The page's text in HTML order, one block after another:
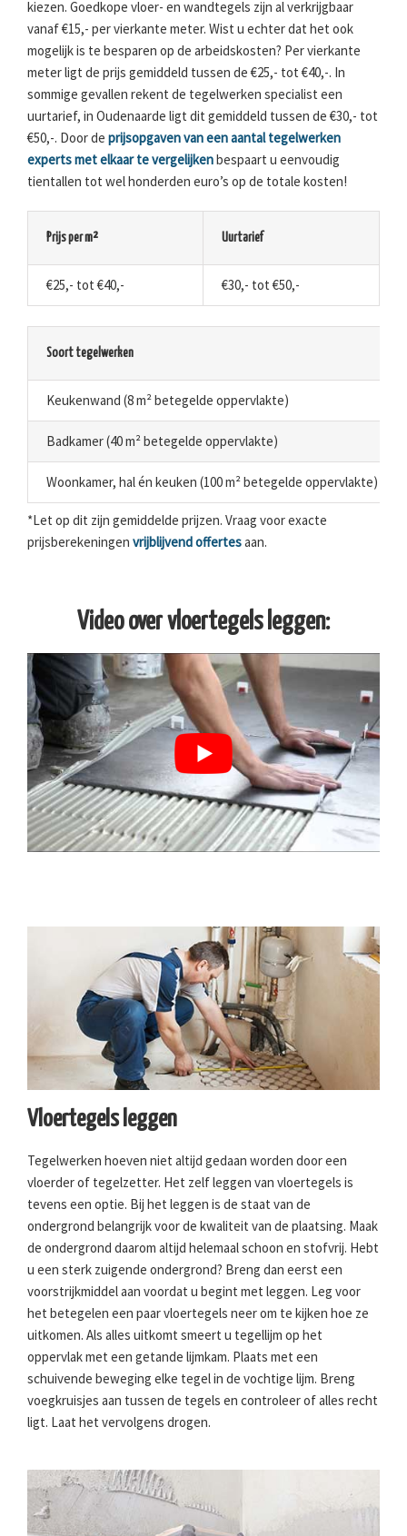
kiezen. Goedkope vloer- en wandtegels zijn al verkrijgbaar
vanaf €15,- per vierkante meter. Wist u echter dat het ook
mogelijk is te besparen op de arbeidskosten? Per vierkante
meter ligt de prijs gemiddeld tussen de €25,- tot €40,-. In
sommige gevallen rekent de tegelwerken specialist een
uurtarief, in Oudenaarde ligt dit gemiddeld tussen de €30,- tot
€50,-. Door de prijsopgaven van een aantal tegelwerken
experts met elkaar te vergelijkenbespaart u eenvoudig
tientallen tot wel honderden euro’s op de totale kosten!
Prijs per m² Uurtarief
€25,- tot €40,- €30,- tot €50,-
Soort tegelwerken
Keukenwand (8 m² betegelde oppervlakte)
Badkamer (40 m² betegelde oppervlakte)
Woonkamer, hal én keuken (100 m² betegelde oppervlakte)
*Let op dit zijn gemiddelde prijzen. Vraag voor exacte
prijsberekeningen vrijblijvend offertesaan.
Video over vloertegels leggen:
Vloertegels leggen
Tegelwerken hoeven niet altijd gedaan worden door een
vloerder of tegelzetter. Het zelf leggen van vloertegels is
tevens een optie. Bij het leggen is de staat van de
ondergrond belangrijk voor de kwaliteit van de plaatsing. Maak
de ondergrond daarom altijd helemaal schoon en stofvrij. Hebt
u een sterk zuigende ondergrond? Breng dan eerst een
voorstrijkmiddel aan voordat u begint met leggen. Leg voor
het betegelen een paar vloertegels neer om te kijken hoe ze
uitkomen. Als alles uitkomt smeert u tegellijm op het
oppervlak met een getande lijmkam. Plaats met een
schuivende beweging elke tegel in de vochtige lijm. Breng
voegkruisjes aan tussen de tegels en controleer of alles recht
ligt. Laat het vervolgens drogen.